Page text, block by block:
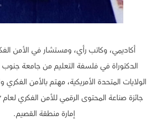
أكاديمي، وكاتب رأي، ومستشار في الأمن
الدكتوراة في فلسفة التعليم من جامعة جنوب
الولايات المتحدة الأمريكية، مهتم بالأمن
إمارة منطقة القصيم.